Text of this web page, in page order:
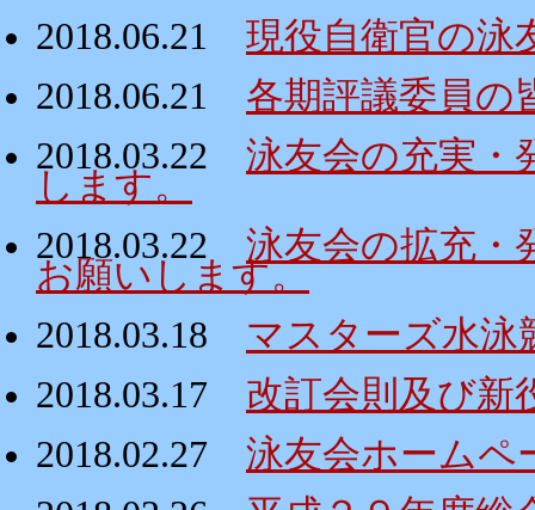
2018.06.21
現役自衛官の泳
2018.06.21
各期評議委員の
2018.03.22
泳友会の充実・
します。
2018.03.22
泳友会の拡充・
お願いします。
2018.03.18
マスターズ水泳
2018.03.17
改訂会則及び新
2018.02.27
泳友会ホームペ